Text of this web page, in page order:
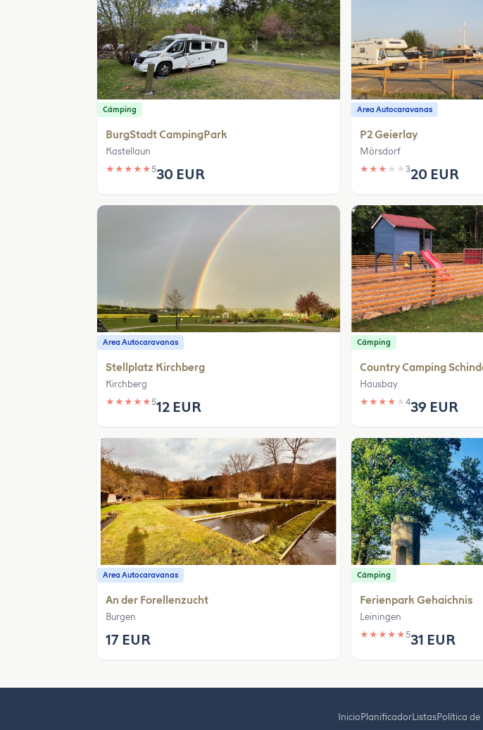
Cámping
BurgStadt CampingPark
Kastellaun
★ ★ ★ ★ ★530 EUR
Area Autocaravanas
P2 Geierlay
Mörsdorf
★ ★ ★ ★ ★320 EUR
Area Autocaravanas
Stellplatz Kirchberg
Kirchberg
★ ★ ★ ★ ★512 EUR
Cámping
Country Camping
Hausbay
★ ★ ★ ★ ★439 EUR
Area Autocaravanas
An der Forellenzucht
Burgen
17 EUR
Cámping
Ferienpark Gehaichnis
Leiningen
★ ★ ★ ★ ★531 EUR
Inicio PlanificadorListasPolítica